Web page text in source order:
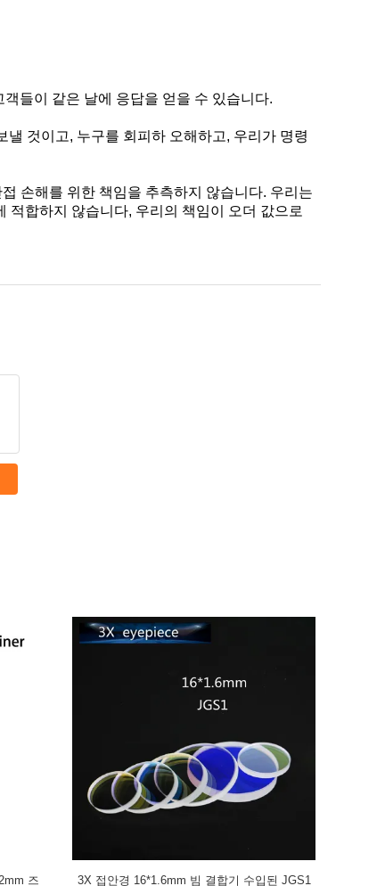
들이 같은 날에 응답을 얻을 수 있습니다.
것이고, 누구를 회피하 오해하고, 우리가 명령
손해를 위한 책임을 추측하지 않습니다. 우리는
적합하지 않습니다, 우리의 책임이 오더 값으로
사경을 JGS1 석영 40*3mm 광학 반사경 레이저 빔 결